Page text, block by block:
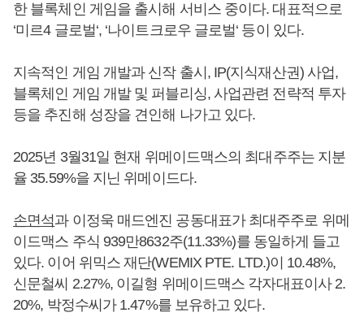
한 블록체인 게임을 출시해 서비스 중이다. 대표적으로
‘미르4 글로벌‘, ‘나이트크로우 글로벌‘ 등이 있다.
지속적인 게임 개발과 신작 출시, IP(지식재산권) 사업,
블록체인 게임 개발 및 퍼블리싱, 사업관련 전략적 투자
등을 추진해 성장을 견인해 나가고 있다.
2025년 3월31일 현재 위메이드맥스의 최대주주는 지분
율 35.59%을 지닌 위메이드다.
손면석과 이정욱 매드엔진 공동대표가 최대주주로 위메
이드맥스 주식 939만8632주(11.33%)를 동일하게 들고
있다. 이어 위믹스 재단(WEMIX PTE. LTD.)이 10.48%,
신문철씨 2.27%, 이길형 위메이드맥스 각자대표이사 2.
20%, 박정수씨가 1.47%를 보유하고 있다.